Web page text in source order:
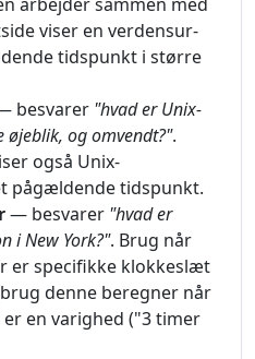
viser en verdensur-
tidspunkt i større
besvarer "hvad er Unix-
øjeblik, og omvendt?".
også Unix-
pågældende tidspunkt.
— besvarer "hvad er
i New York?". Brug når
er specifikke klokkeslæt
denne beregner når
en varighed ("3 timer